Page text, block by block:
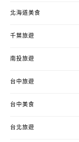
北海道美食
千葉旅遊
南投旅遊
台中旅遊
台中美食
台北旅遊